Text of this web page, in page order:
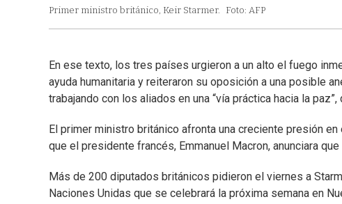
Primer ministro británico, Keir Starmer. Foto: AFP
En ese texto, los tres países urgieron a un alto el fuego
ayuda humanitaria y reiteraron su oposición a una posible
trabajando con los aliados en una “vía práctica hacia la
El primer ministro británico afronta una creciente presión
que el presidente francés, Emmanuel Macron, anunciara
Más de 200 diputados británicos pidieron el viernes a
Naciones Unidas que se celebrará la próxima semana en